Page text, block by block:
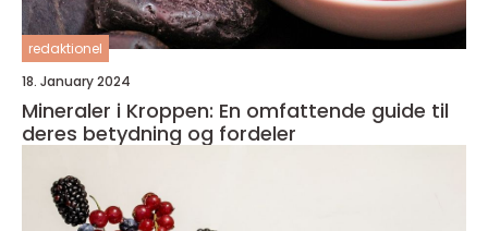
redaktionel
18. January 2024
Mineraler i Kroppen: En omfattende guide til
deres betydning og fordeler